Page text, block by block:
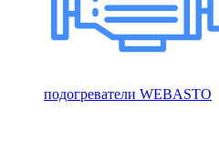
подогреватели WEBASTO